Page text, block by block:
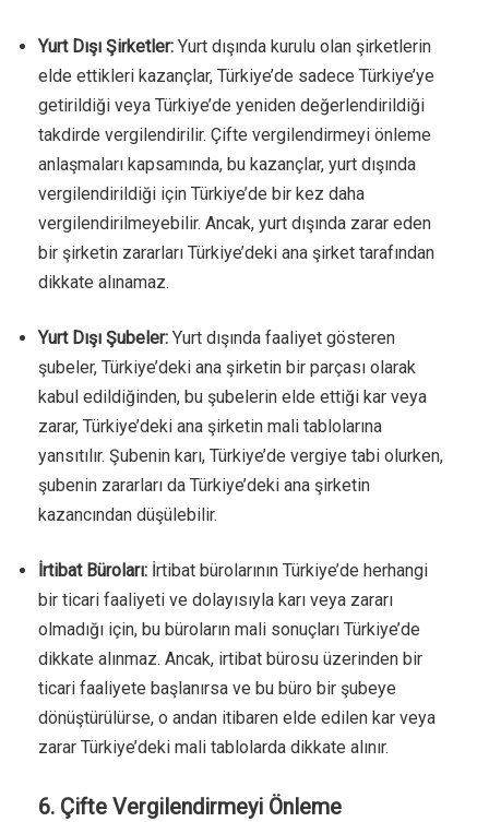
Yurt Dışı Şirketler: Yurt dışında kurulu olan şirketlerin
elde ettikleri kazançlar, Türkiye’de sadece Türkiye’ye
getirildiği veya Türkiye’de yeniden değerlendirildiği
takdirde vergilendirilir. Çifte vergilendirmeyi önleme
anlaşmaları kapsamında, bu kazançlar, yurt dışında
vergilendirildiği için Türkiye’de bir kez daha
vergilendirilmeyebilir. Ancak, yurt dışında zarar eden
bir şirketin zararları Türkiye’deki ana şirket tarafından
dikkate alınamaz.
Yurt Dışı Şubeler: Yurt dışında faaliyet gösteren
şubeler, Türkiye’deki ana şirketin bir parçası olarak
kabul edildiğinden, bu şubelerin elde ettiği kar veya
zarar, Türkiye’deki ana şirketin mali tablolarına
yansıtılır. Şubenin karı, Türkiye’de vergiye tabi olurken,
şubenin zararları da Türkiye’deki ana şirketin
kazancından düşülebilir.
İrtibat Büroları: İrtibat bürolarının Türkiye’de herhangi
bir ticari faaliyeti ve dolayısıyla karı veya zararı
olmadığı için, bu büroların mali sonuçları Türkiye’de
dikkate alınmaz. Ancak, irtibat bürosu üzerinden bir
ticari faaliyete başlanırsa ve bu büro bir şubeye
dönüştürülürse, o andan itibaren elde edilen kar veya
zarar Türkiye’deki mali tablolarda dikkate alınır.
6. Çifte Vergilendirmeyi Önleme